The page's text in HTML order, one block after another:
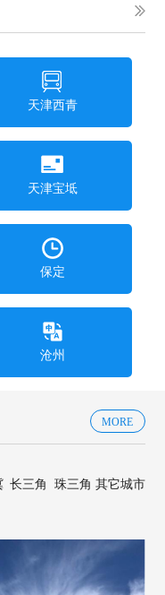
天津西青
天津宝坻
保定
沧州
长三角 珠三角 其它城市
MORE